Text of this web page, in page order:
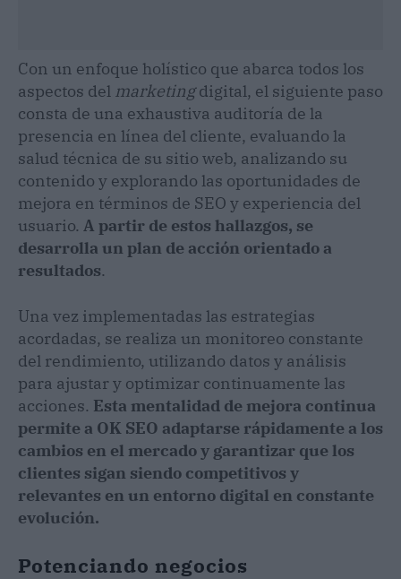
Con un enfoque holístico que abarca todos los
aspectos del marketingdigital, el siguiente paso
consta de una exhaustiva auditoría de la
presencia en línea del cliente, evaluando la
salud técnica de su sitio web, analizando su
contenido y explorando las oportunidades de
mejora en términos de SEO y experiencia del
usuario. A partir de estos hallazgos, se
desarrolla un plan de acción orientado a
resultados.
Una vez implementadas las estrategias
acordadas, se realiza un monitoreo constante
del rendimiento, utilizando datos y análisis
para ajustar y optimizar continuamente las
acciones. Esta mentalidad de mejora continua
permite a OK SEO adaptarse rápidamente a los
cambios en el mercado y garantizar que los
clientes sigan siendo competitivos y
relevantes en un entorno digital en constante
evolución.
Potenciando negocios